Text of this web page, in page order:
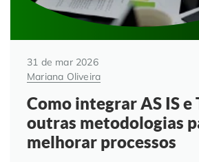
31 de mar 2026
Mariana Oliveira
Como integrar AS IS e
outras metodologias
melhorar processos